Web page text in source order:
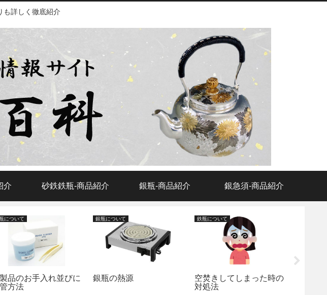
も詳しく徹底紹介
介 砂鉄鉄瓶‐商品紹介 銀瓶‐商品紹介 銀急須‐商品紹介
について
品のお手入れ並びに
方法
銀瓶について
銀瓶の熱源
鉄瓶について
空焚きしてしまった時の
対処法